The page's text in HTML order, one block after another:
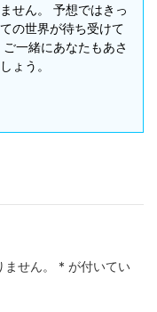
せん。 予想ではきっ
の世界が待ち受けて
一緒にあなたもあさ
ょう。
せん。 * が付いてい